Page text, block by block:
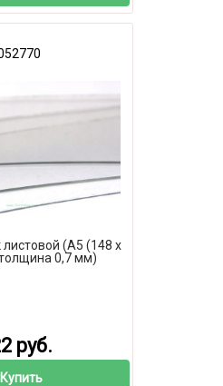
листовой (А5 (148 х
0,7 мм)
руб.
Купить